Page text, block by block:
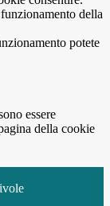
della
potete
essere
della cookie